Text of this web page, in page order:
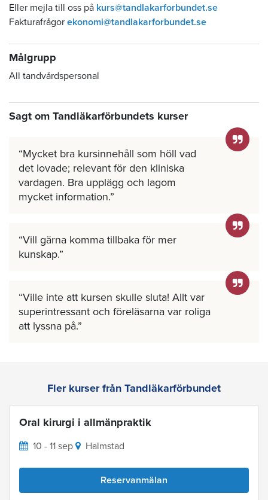
Eller mejla till oss på kurs@tandlakarforbundet.se
Fakturafrågor ekonomi@tandlakarforbundet.se
Målgrupp
All tandvårdspersonal
Sagt om Tandläkarförbundets kurser
Mycket bra kursinnehåll som höll vad
det lovade; relevant för den kliniska
vardagen. Bra upplägg och lagom
mycket information.
Vill gärna komma tillbaka för mer
kunskap.
Ville inte att kursen skulle sluta! Allt var
superintressant och föreläsarna var roliga
att lyssna på.
Fler kurser från Tandläkarförbundet
Oral kirurgi i allmänpraktik
10 - 11 sep Halmstad
Reservanmälan